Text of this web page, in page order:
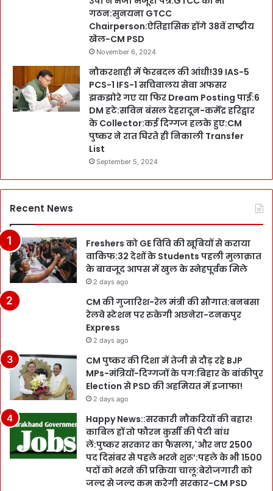
गठन:सुनयना GTCC
Chairperson:ऐतिहासिक होंगे 38वें राष्ट्रीय
खेल-CM PSD
November 6, 2024
नौकरशाही में फेरबदल की आंधी!39 IAS-5
PCS-1 IFS-1 सचिवालय सेवा अफसर
झकझोरे गए या फिर Dream Posting पाई:6
DM हटे:सविन बंसल देहरादून-कर्मेंद्र हरिद्वार
के Collector:कई दिग्गज हलके हुए:CM
पुष्कर ने रात घिरते ही निकाली Transfer
List
September 5, 2024
Recent News
Freshers को GE विवि की खूबियों से कराया
वाकिफ:32 देशों के Students पहली मुलाक़ात
के बावजूद आपस में खुल के स्नेहपूर्वक मिले
2 days ago
CM की गुजारिश-रेल मंत्री की सौगात:बनबसा
रेलवे स्टेशन पर रुकेगी अछनेरा-टनकपुर
Express
2 days ago
CM पुष्कर की दिशा में तेजी से दौड़ रहे BJP
MPs-मंत्रियों-दिग्गजों के पग:बिहार के बांकीपुर
Election से PSD की अहमियत में इजाफा!
2 days ago
Happy News::सरकारी नौकरियों की बहार!
काबिल हों तो फौरन कुर्सी की पेटी बांध
लें:पुष्कर सरकार का फैसला,`और नए 2500
पद दिसंबर से पहले भरने शुरू’:पहले के भी 1500
पदों को भरने की प्रक्रिया चालू:बेरोजगारी को
जल्द से जल्द कम करेगी सरकार-CM PSD